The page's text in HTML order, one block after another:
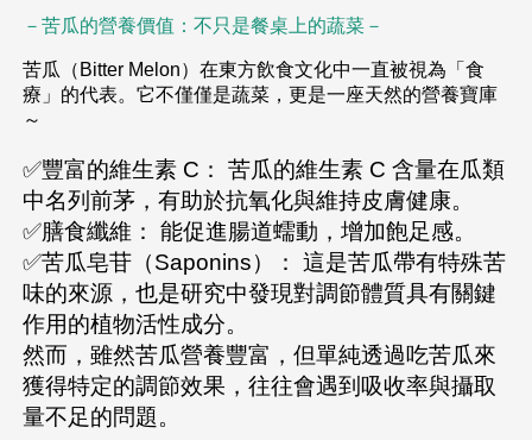
－苦瓜的營養價值：不只是餐桌上的蔬菜－
苦瓜（Bitter Melon）在東方飲食文化中一直被視為「食
療」的代表。它不僅僅是蔬菜，更是一座天然的營養寶庫
～
✅豐富的維生素 C： 苦瓜的維生素 C 含量在瓜類
中名列前茅，有助於抗氧化與維持皮膚健康。
✅膳食纖維： 能促進腸道蠕動，增加飽足感。
✅苦瓜皂苷（Saponins）： 這是苦瓜帶有特殊苦
味的來源，也是研究中發現對調節體質具有關鍵
作用的植物活性成分。
然而，雖然苦瓜營養豐富，但單純透過吃苦瓜來
獲得特定的調節效果，往往會遇到吸收率與攝取
量不足的問題。